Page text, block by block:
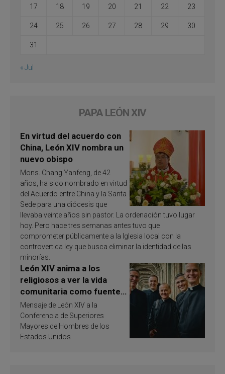
17 18 19 20 21 22 23
24 25 26 27 28 29 30
31
« Jul
PAPA LEÓN XIV
En virtud del acuerdo con
China, León XIV nombra un
nuevo obispo
Mons. Chang Yanfeng, de 42
años, ha sido nombrado en virtud
del Acuerdo entre China y la Santa
Sede para una diócesis que
llevaba veinte años sin pastor. La ordenación tuvo lugar
hoy. Pero hace tres semanas antes tuvo que
comprometer públicamente a la Iglesia local con la
controvertida ley que busca eliminar la identidad de las
minorías.
León XIV anima a los
religiosos a ver la vida
comunitaria como fuente
de inspiración y
santificación
Mensaje de León XIV a la
Conferencia de Superiores
Mayores de Hombres de los
Estados Unidos